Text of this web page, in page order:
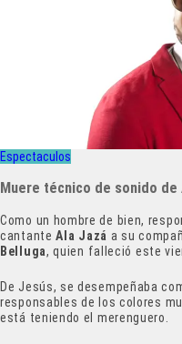
Espectaculos
Muere técnico de sonido de
Como un hombre de bien,
cantanteAla Jazá a su
Belluga, quien falleció este
De Jesús, se desempeñaba
responsables de los colores
está teniendo el merenguero.